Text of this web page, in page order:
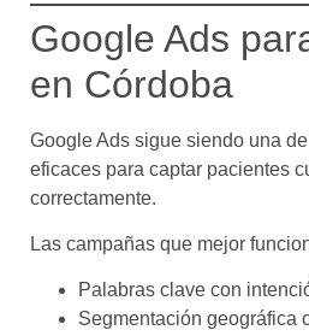
Google Ads
en Córdoba
Google Ads sigue siendo una
eficaces para captar pacientes
correctamente.
Las campañas que mejor
Palabras clave con
Segmentación geográfica